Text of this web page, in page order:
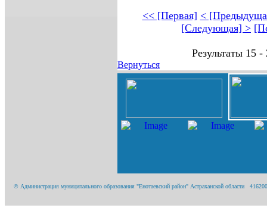
<< [Первая] <
[Следующая] >
Результаты 15 -
Вернуться
© Администрация муниципального образования "Енотаевский район" Астраханской области